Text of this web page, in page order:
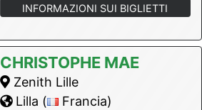
INFORMAZIONI SUI BIGLIETTI
CHRISTOPHE MAE
Zenith Lille
Lilla (
Francia)